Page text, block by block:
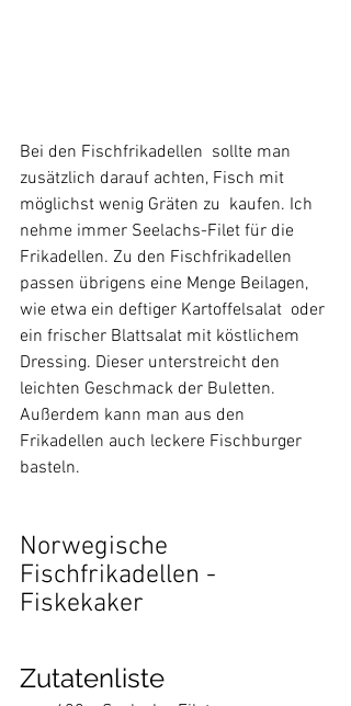
Bei den Fischfrikadellen  sollte man
zusätzlich darauf achten, Fisch mit
möglichst wenig Gräten zu  kaufen. Ich
nehme immer Seelachs-Filet für die
Frikadellen. Zu den Fischfrikadellen
passen übrigens eine Menge Beilagen,
wie etwa ein deftiger Kartoffelsalat oder
ein frischer Blattsalat mit köstlichem
Dressing. Dieser unterstreicht den
leichten Geschmack der Buletten.
Außerdem kann man aus den
Frikadellen auch leckere Fischburger
basteln.
Norwegische
Fischfrikadellen -
Fiskekaker
Zutatenliste